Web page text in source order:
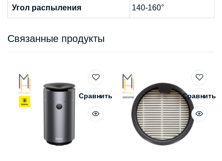
Угол распыления 140-160°
Связанные продукты
Сравнить Сравнить